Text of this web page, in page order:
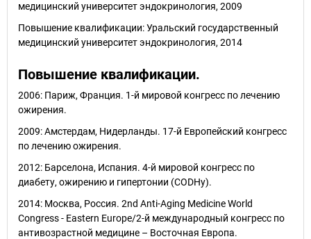
медицинский университет эндокринология, 2009
Повышение квалификации: Уральский государственный
медицинский университет эндокринология, 2014
Повышение квалификации.
2006: Париж, Франция. 1-й мировой конгресс по лечению
ожирения.
2009: Амстердам, Нидерланды. 17-й Европейский конгресс
по лечению ожирения.
2012: Барселона, Испания. 4-й мировой конгресс по
диабету, ожирению и гипертонии (CODHу).
2014: Москва, Россия. 2nd Anti-Aging Medicine World
Congress - Eastern Europe/2-й международный конгресс по
антивозрастной медицине – Восточная Европа.